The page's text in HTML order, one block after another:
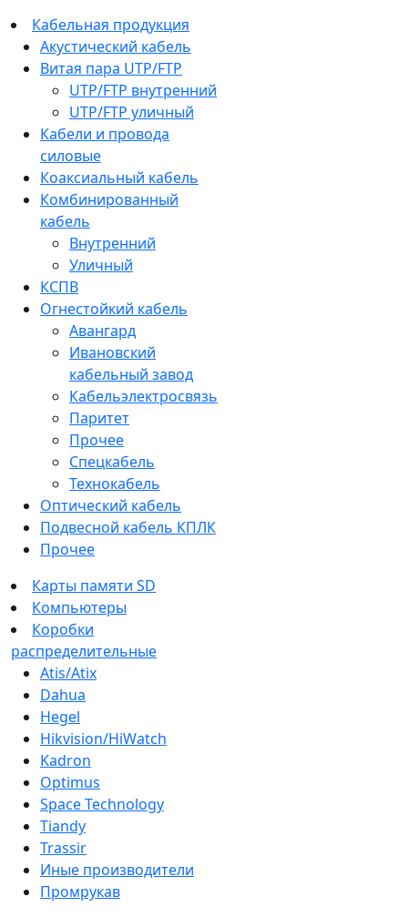
Кабельная продукция
Акустический кабель
Витая пара UTP/FTP
UTP/FTP внутренний
UTP/FTP уличный
Кабели и провода
силовые
Коаксиальный кабель
Комбинированный
кабель
Внутренний
Уличный
КСПВ
Огнестойкий кабель
Авангард
Ивановский
кабельный завод
Кабельэлектросвязь
Паритет
Прочее
Спецкабель
Технокабель
Оптический кабель
Подвесной кабель КПЛК
Прочее
Карты памяти SD
Компьютеры
Коробки
распределительные
Atis/Atix
Dahua
Hegel
Hikvision/HiWatch
Kadron
Optimus
Space Technology
Tiandy
Trassir
Иные производители
Промрукав